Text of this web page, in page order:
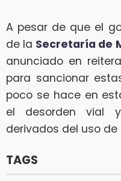
A pesar de que el
de la Secretaría de
anunciado en
para sancionar
poco se hace en
el desorden vial
derivados del uso de
TAGS